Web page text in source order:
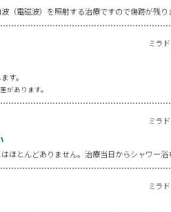
（電磁波）を照射する治療ですので傷跡が残
す。
があります。
ほとんどありません。治療当日からシャワー浴